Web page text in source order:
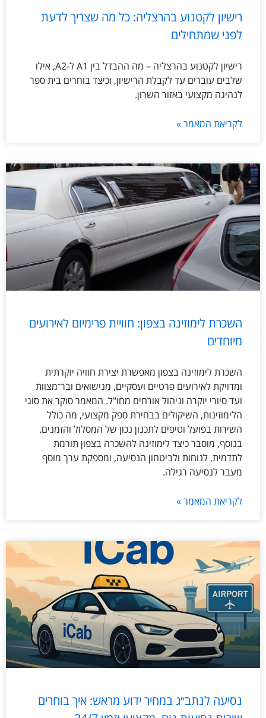
רישיון לקטנוע בהרצליה: כל מה שצריך לדעת
לפני שמתחילים
רישיון לקטנוע בהרצליה – מה ההבדל בין A1 ל-A2, אילו
שלבים עוברים עד לקבלת הרישיון, וכיצד בוחרים בית ספר
לנהיגה מקצועי באזור השרון.
לקריאת המאמר »
השכרת לימוזינה בצפון: חוויית פרימיום לאירועים
מיוחדים
השכרת לימוזינה בצפון מאפשרת יצירת חוויה יוקרתית
ומדויקת לאירועים פרטיים ועסקיים, מנישואים ובר־מצוות
ועד סיורי יוקרה וניהול אורחים מחו"ל. המאמר סוקר את סוגי
הלימוזינות, השיקולים בבחירת ספק מקצועי, מה כולל
השירות בפועל וטיפים לתכנון נכון של המסלול והזמנים.
בנוסף, מוסבר כיצד לימוזינה להשכרה בצפון תורמת
לתדמית, לנוחות ולביטחון הנסיעה, ומספקת ערך מוסף
מעבר לנסיעה רגילה.
לקריאת המאמר »
נסיעה לנתב״ג במחיר ידוע מראש: איך בוחרים